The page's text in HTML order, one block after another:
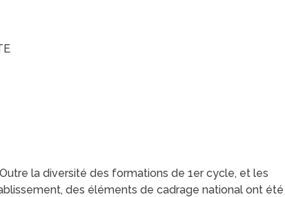
la diversité des formations de 1er cycle, et les
des éléments de cadrage national ont été